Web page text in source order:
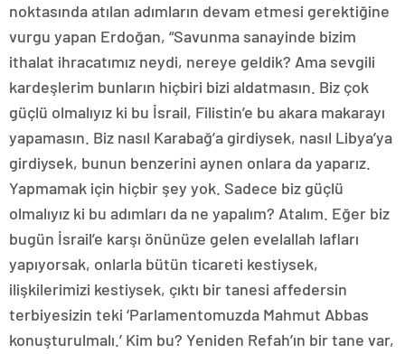
noktasında atılan adımların devam etmesi gerektiğine
vurgu yapan Erdoğan, “Savunma sanayinde bizim
ithalat ihracatımız neydi, nereye geldik? Ama sevgili
kardeşlerim bunların hiçbiri bizi aldatmasın. Biz çok
güçlü olmalıyız ki bu İsrail, Filistin’e bu akara makarayı
yapamasın. Biz nasıl Karabağ’a girdiysek, nasıl Libya’ya
girdiysek, bunun benzerini aynen onlara da yaparız.
Yapmamak için hiçbir şey yok. Sadece biz güçlü
olmalıyız ki bu adımları da ne yapalım? Atalım. Eğer biz
bugün İsrail’e karşı önünüze gelen evelallah lafları
yapıyorsak, onlarla bütün ticareti kestiysek,
ilişkilerimizi kestiysek, çıktı bir tanesi affedersin
terbiyesizin teki ‘Parlamentomuzda Mahmut Abbas
konuşturulmalı.’ Kim bu? Yeniden Refah’ın bir tane var,